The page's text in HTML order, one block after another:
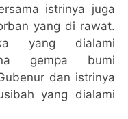
istrinya juga
yang di rawat.
yang dialami
gempa bumi
dan istrinya
yang dialami